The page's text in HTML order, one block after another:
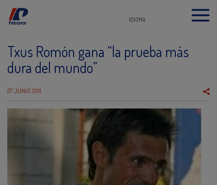
IDIOMA
Txus Romón gana “la prueba más
dura del mundo”
27 JUNIO 2011